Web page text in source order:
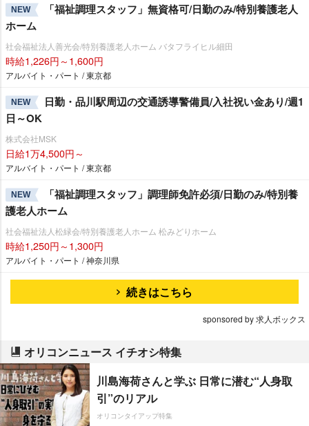
NEW
「福祉調理スタッフ」無資格可/日勤のみ/特別養護老人
ホーム
社会福祉法人善光会/特別養護老人ホーム バタフライヒル細田
時給1,226円～1,600円
アルバイト・パート / 東京都
NEW
日勤・品川駅周辺の交通誘導警備員/入社祝い金あり/週1
日～OK
株式会社MSK
日給1万4,500円～
アルバイト・パート / 東京都
NEW
「福祉調理スタッフ」調理師免許必須/日勤のみ/特別養
護老人ホーム
社会福祉法人松緑会/特別養護老人ホーム 松みどりホーム
時給1,250円～1,300円
アルバイト・パート / 神奈川県
続きはこちら
sponsored by 求人ボックス
オリコンニュース イチオシ特集
川島海荷さんと学ぶ 日常に潜む“人身取
引”のリアル
オリコンタイアップ特集